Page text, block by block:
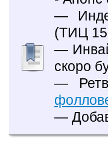
—
(ТИЦ
—
скоро
—
—